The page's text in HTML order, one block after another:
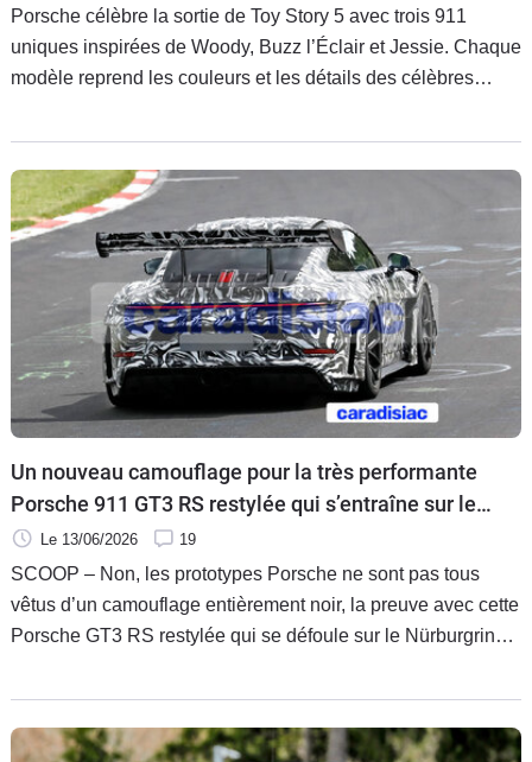
Porsche célèbre la sortie de Toy Story 5 avec trois 911
uniques inspirées de Woody, Buzz l’Éclair et Jessie. Chaque
modèle reprend les couleurs et les détails des célèbres
seront ensuite vendues au profit d’associations caritatives
dédiées aux enfants.
Un nouveau camouflage pour la très performante
Porsche 911 GT3 RS restylée qui s’entraîne sur le
circuit de Nürburgring.
Le 13/06/2026 19
SCOOP – Non, les prototypes Porsche ne sont pas tous
vêtus d’un camouflage entièrement noir, la preuve avec cette
Porsche GT3 RS restylée qui se défoule sur le Nürburgring.
davantage de détails sur ce prototype.